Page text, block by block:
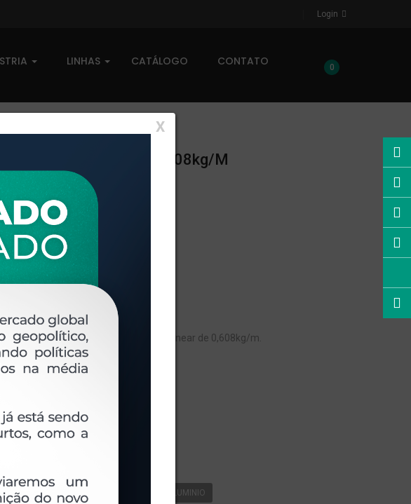
Login
LINHAS CATÁLOGO CONTATO 0
X
187) - PESO LINEAR: 0,608kg/m
consulta
GRADIL E CORRIMÃO, com peso linear de 0,608kg/m.
XTL-1673 PERFIL PERFIL DE ALUMINIO